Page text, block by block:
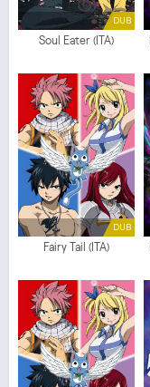
DUB
Soul Eater (ITA)
DUB
Fairy Tail (ITA)